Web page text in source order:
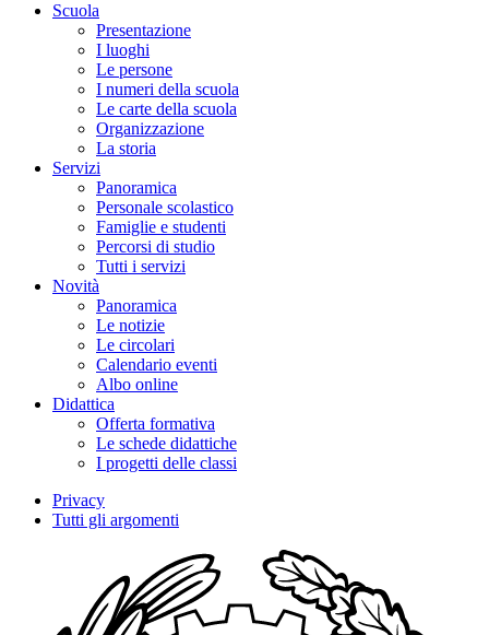
Scuola
Presentazione
I luoghi
Le persone
I numeri della scuola
Le carte della scuola
Organizzazione
La storia
Servizi
Panoramica
Personale scolastico
Famiglie e studenti
Percorsi di studio
Tutti i servizi
Novità
Panoramica
Le notizie
Le circolari
Calendario eventi
Albo online
Didattica
Offerta formativa
Le schede didattiche
I progetti delle classi
Privacy
Tutti gli argomenti